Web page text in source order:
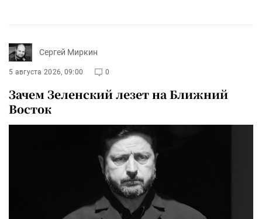
Сергей Миркин
5 августа 2026, 09:00 0
Зачем Зеленский лезет на Ближний
Восток